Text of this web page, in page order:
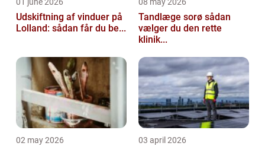
Udskiftning af vinduer på
Lolland: sådan får du be...
Tandlæge sorø sådan
vælger du den rette
klinik...
02 may 2026 03 april 2026